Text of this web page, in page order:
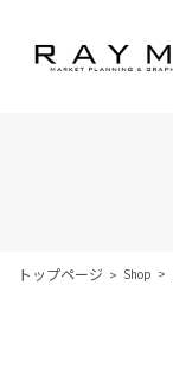
トップページ Shop